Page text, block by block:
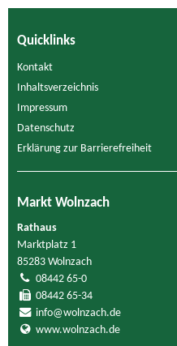
Quicklinks
Kontakt
Inhaltsverzeichnis
Impressum
Datenschutz
Erklärung zur Barrierefreiheit
Markt Wolnzach
Rathaus
Marktplatz 1
85283 Wolnzach
08442 65-0
08442 65-34
info@wolnzach.de
www.wolnzach.de